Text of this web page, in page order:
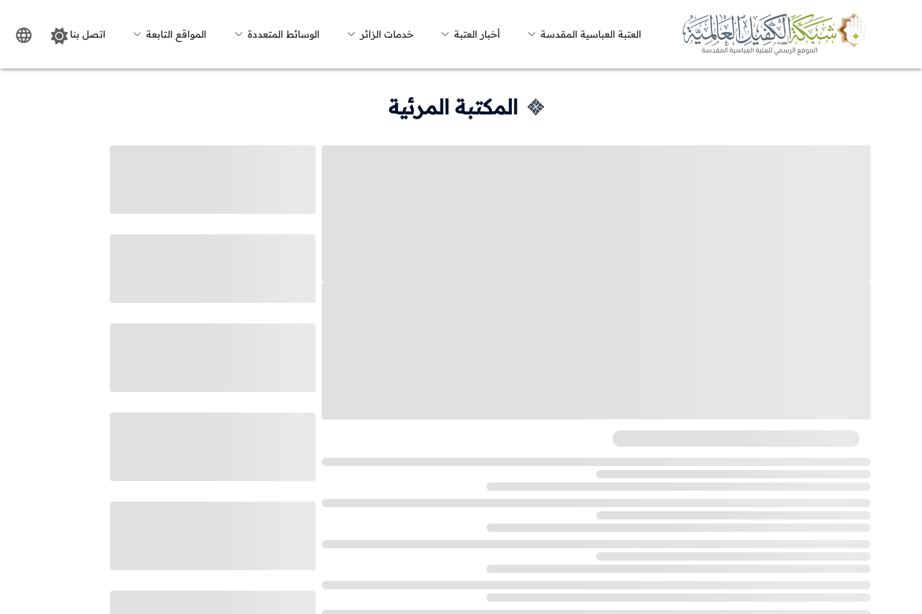
العتبة العباسية المقدسة أخبار العتبة خدمات الزائر الوسائط المتعددة المواقع التابعة اتصل بنا
المكتبة المرئية